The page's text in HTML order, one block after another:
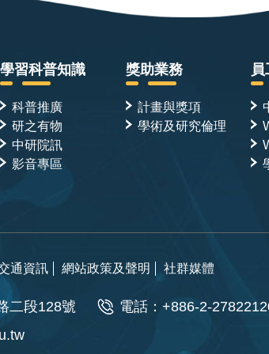
學習科普知識
科普推廣
研之有物
中研院訊
影音專區
獎助業務
計畫與獎項
學術及研究倫理
通資訊 網站政策及聲明 社群媒體
二段128號
電話：+886-2-